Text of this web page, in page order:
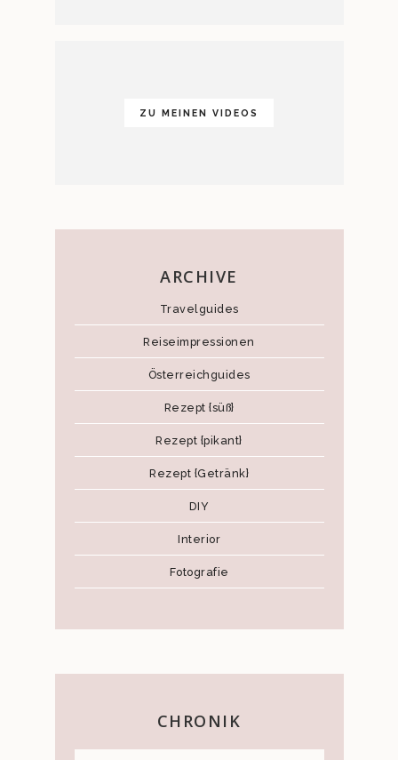
ZU MEINEN VIDEOS
ARCHIVE
Travelguides
Reiseimpressionen
Österreichguides
Rezept {süß}
Rezept {pikant}
Rezept {Getränk}
DIY
Interior
Fotografie
CHRONIK
CHRONIK